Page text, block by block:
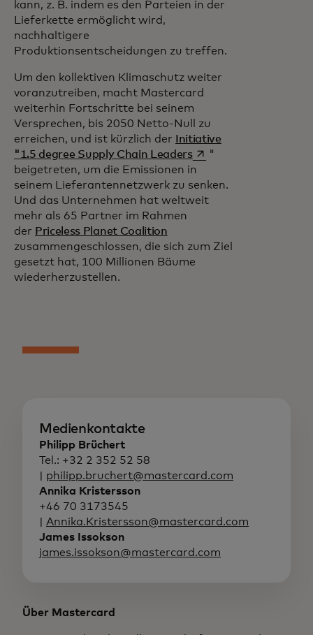
kann, z. B. indem es den Parteien in der
Lieferkette ermöglicht wird,
nachhaltigere
Produktionsentscheidungen zu treffen.
Um den kollektiven Klimaschutz weiter
voranzutreiben, macht Mastercard
weiterhin Fortschritte bei seinem
Versprechen, bis 2050 Netto-Null zu
erreichen, und ist kürzlich der
Initiative
"1.5 degree Supply Chain Leaderswird in einer neuen
"
beigetreten, um die Emissionen in
seinem Lieferantennetzwerk zu senken.
Und das Unternehmen hat weltweit
mehr als 65 Partner im Rahmen
der Priceless Planet Coalition
zusammengeschlossen, die sich zum Ziel
gesetzt hat, 100 Millionen Bäume
wiederherzustellen.
Medienkontakte
Philipp Brüchert
Tel.: +32 2 352 52 58
philipp.bruchert@mastercard.com
Annika Kristersson
+46 70 3173545
Annika.Kristersson@mastercard.com
James Issokson
james.issokson@mastercard.com
Über Mastercard